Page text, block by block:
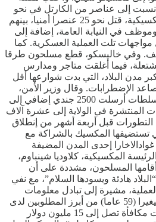
إلى عناصر من الكارتل في نحو
20 ولاية. ووفق الحكومة المكسيكية، قتل نحو 25 عنصرا أمنيا، بينهم
في النيابة العامة، إضافة إلى
مواجهات تلت العملية العسكرية. كما
وفي خاليسكو، قطع مسلحون طرقا
فيما أغلقت متاجر ومدارس
أكبر مدن البلاد، التي بدت شوارعها أقل
الإضطرابات. وقال وزير الأمن،
عمر غارسيا حرفوش، أن السلطات أرسلت 2500 جندي إضافي إلى
المنتشرة في الولاية إلى عشرة آلاف
التطورات قبل أربعة أشهر من إنطلاق
كأس العالم 2026 التي تستضيفها المكسيك بالشراكة مع
غوادالاخارا إحدى المدن المضيفة
المكسيكية، كلاوديا شينباوم،
أقامها المسلحون، مشددة على أن
هادئة ويسودها السلام”، مع نفي
مشيرة إلى تبادل معلومات
إستخباراتية فقط. وكان أوسيغيرا (59 عاما) من أبرز المطلوبين لدى
الولايات المتحدة، التي رصدت مكافأة تصل إلى 15 مليون دولار